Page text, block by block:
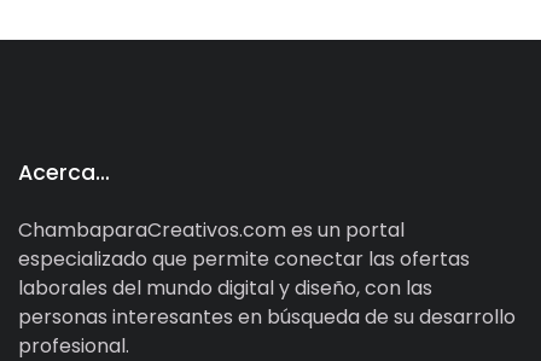
Acerca…
ChambaparaCreativos.com es un portal
especializado que permite conectar las ofertas
laborales del mundo digital y diseño, con las
personas interesantes en búsqueda de su desarrollo
profesional.